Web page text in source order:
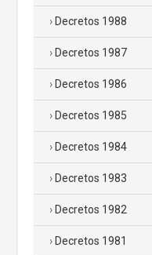
Decretos 1988
Decretos 1987
Decretos 1986
Decretos 1985
Decretos 1984
Decretos 1983
Decretos 1982
Decretos 1981